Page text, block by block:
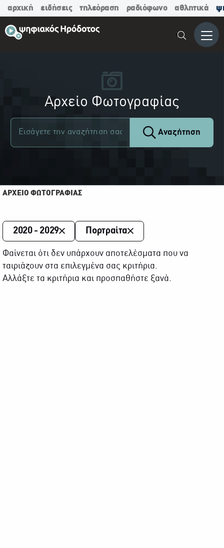
αρχική ειδήσεις τηλεόραση ραδιόφωνο αθλητικά
Μενού
Αρχείο Φωτογραφίας
Αναζήτηση
ΑΡΧΕΙΟ ΦΩΤΟΓΡΑΦΙΑΣ
2020 - 2029 Πορτραίτα
Φαίνεται ότι δεν υπάρχουν αποτελέσματα που να
ταιριάζουν στα επιλεγμένα σας κριτήρια.
Αλλάξτε τα κριτήρια και προσπαθήστε ξανά.